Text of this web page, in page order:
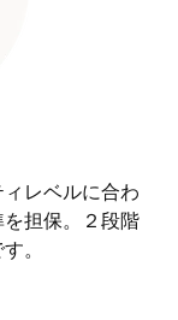
レベルに合わ
担保。２段階
。